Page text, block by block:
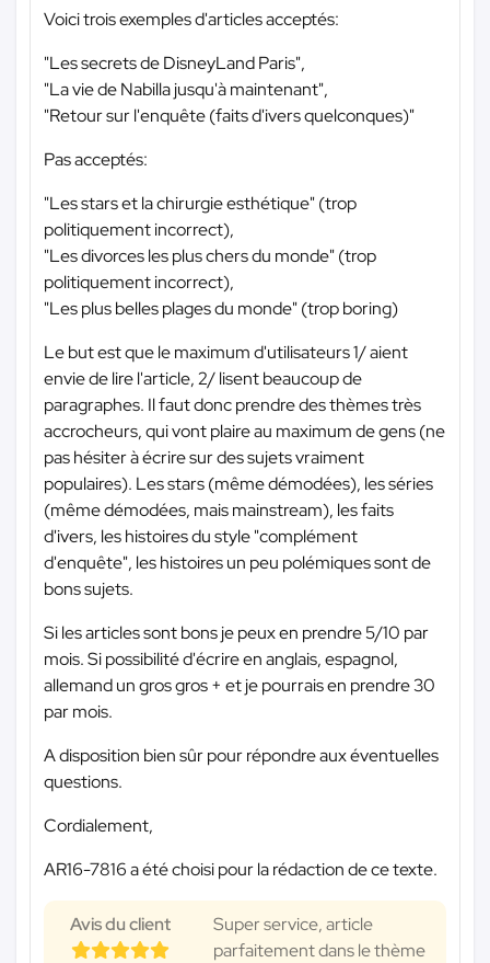
Voici trois exemples d'articles acceptés:
"Les secrets de DisneyLand Paris",
"La vie de Nabilla jusqu'à maintenant",
"Retour sur l'enquête (faits d'ivers quelconques)"
Pas acceptés:
"Les stars et la chirurgie esthétique" (trop
politiquement incorrect),
"Les divorces les plus chers du monde" (trop
politiquement incorrect),
"Les plus belles plages du monde" (trop boring)
Le but est que le maximum d'utilisateurs 1/ aient
envie de lire l'article, 2/ lisent beaucoup de
paragraphes. Il faut donc prendre des thèmes très
accrocheurs, qui vont plaire au maximum de gens (ne
pas hésiter à écrire sur des sujets vraiment
populaires). Les stars (même démodées), les séries
(même démodées, mais mainstream), les faits
d'ivers, les histoires du style "complément
d'enquête", les histoires un peu polémiques sont de
bons sujets.
Si les articles sont bons je peux en prendre 5/10 par
mois. Si possibilité d'écrire en anglais, espagnol,
allemand un gros gros + et je pourrais en prendre 30
par mois.
A disposition bien sûr pour répondre aux éventuelles
questions.
Cordialement,
AR16-7816 a été choisi pour la rédaction de ce texte.
Avis du client
Super service, article
parfaitement dans le thème